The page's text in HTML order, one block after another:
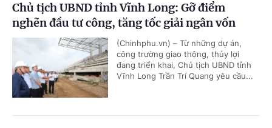
Chủ tịch UBND tỉnh Vĩnh Long: Gỡ điểm
nghẽn đầu tư công, tăng tốc giải ngân vốn
(Chinhphu.vn) – Từ những dự án,
công trường giao thông, thủy lợi
đang triển khai, Chủ tịch UBND tỉnh
Vĩnh Long Trần Trí Quang yêu cầu...